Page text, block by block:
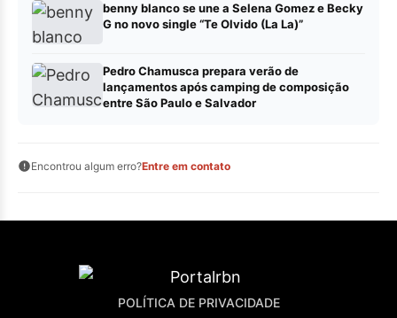
benny blanco se une a Selena Gomez e Becky
G no novo single “Te Olvido (La La)”
Pedro Chamusca prepara verão de
lançamentos após camping de composição
entre São Paulo e Salvador
Encontrou algum erro?Entre em contato
POLÍTICA DE PRIVACIDADE